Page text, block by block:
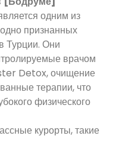
одним из
признанных
Турции. Они
врачом
Detox, очищение
терапии, что
физического
курорты, такие